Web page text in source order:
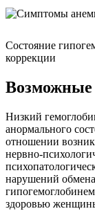
Состояние
коррекции
Возможные
Низкий
анормального
отношении
нервно-
нарушений
здоровью